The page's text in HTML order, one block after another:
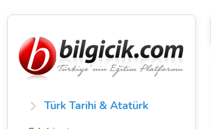
Türk Tarihi & Atatürk